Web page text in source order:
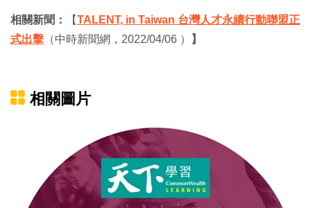
相關新聞： 【TALENT, in Taiwan 台灣人才永續行動聯盟正
式出擊 （中時新聞網，2022/04/06 ） 】
相關圖片